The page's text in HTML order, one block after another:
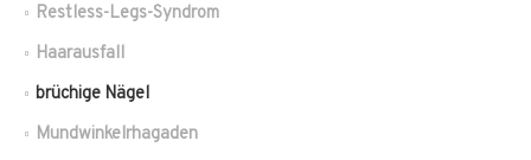
Restless-Legs-Syndrom
Haarausfall
brüchige Nägel
Mundwinkelrhagaden